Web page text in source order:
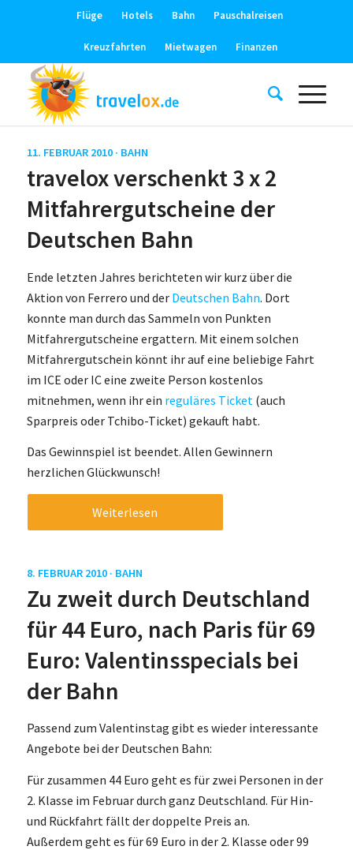
Flüge Hotels Bahn Pauschalreisen
Kreuzfahrten Mietwagen Finanzen
11. FEBRUAR 2010 · BAHN
travelox verschenkt 3 x 2
Mitfahrergutscheine der
Deutschen Bahn
Ende letzten Jahres berichteten wir kurz über die
Aktion von Ferrero und der Deutschen Bahn. Dort
konnte man durch das Sammeln von Punkten
Mitfahrergutscheine ergattern. Mit einem solchen
Mitfahrergutschein könnt ihr auf eine beliebige Fahrt
im ICE oder IC eine zweite Person kostenlos
mitnehmen, wenn ihr ein reguläres Ticket (auch
Sparpreis oder Tchibo-Ticket) gekauft habt.
Das Gewinnspiel ist beendet. Allen Gewinnern
herzlichen Glückwunsch!
Weiterlesen
8. FEBRUAR 2010 · BAHN
Zu zweit durch Deutschland
für 44 Euro, nach Paris für 69
Euro: Valentinsspecials bei
der Bahn
Passend zum Valentinstag gibt es wieder interessante
Angebote bei der Deutschen Bahn:
Für zusammen 44 Euro geht es für zwei Personen in der
2. Klasse im Februar durch ganz Deutschland. Für Hin-
und Rückfahrt fällt der doppelte Preis an.
Außerdem geht es für 69 Euro in der 2. Klasse oder 99